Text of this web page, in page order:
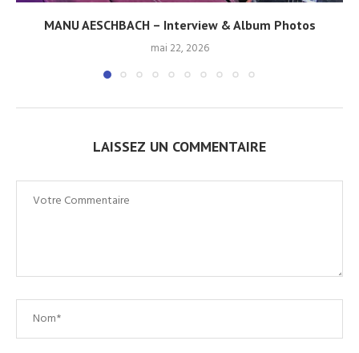
MANU AESCHBACH – Interview & Album Photos
mai 22, 2026
LAISSEZ UN COMMENTAIRE